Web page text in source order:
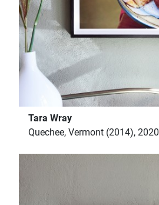
Tara Wray
Quechee, Vermont (2014), 2020